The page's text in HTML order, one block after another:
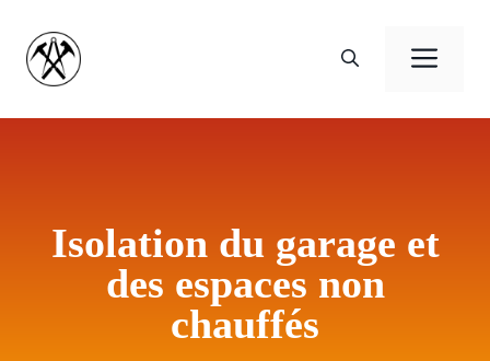
contenu
Isolation du garage et
des espaces non
chauffés